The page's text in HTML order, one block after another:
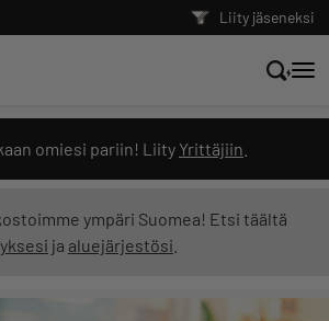
Liity jäseneksi
omiesi pariin! Liity Yrittäjiin
ympäri Suomea! Etsi täältä
ja aluejärjestösi
tai kysy suoraan